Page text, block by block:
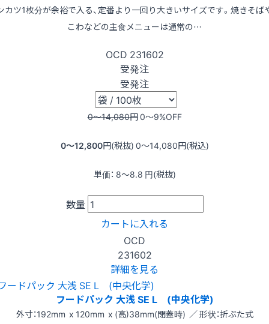
カツ1枚分が余裕で入る、定番より一回り大きいサイズです。焼きそば
こわなどの主食メニューは通常の…
OCD 231602
受発注
受発注
0〜14,080円0〜9%OFF
0〜12,800円(税抜) 0〜14,080円(税込)
単価： 8〜8.8 円(税抜)
数量
カートに入れる
OCD
231602
詳細を見る
フードパック 大浅 SE L (中央化学)
外寸：192mm x 120mm x (高)38mm(閉蓋時) ／ 形状：折ぶた式